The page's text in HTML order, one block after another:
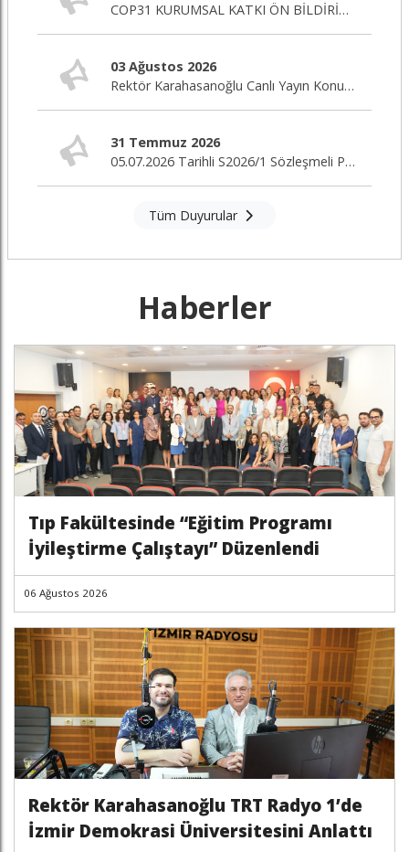
COP31 KURUMSAL KATKI ÖN BİLDİRİM ÇAĞRISI
03 Ağustos 2026
Rektör Karahasanoğlu Canlı Yayın Konuğu
31 Temmuz 2026
05.07.2026 Tarihli S2026/1 Sözleşmeli Personel Alım İlanı Nihai Değerlendirme Sonuçları
Tüm Duyurular
Haberler
Tıp Fakültesinde “Eğitim Programı
İyileştirme Çalıştayı” Düzenlendi
06 Ağustos 2026
Rektör Karahasanoğlu TRT Radyo 1’de
İzmir Demokrasi Üniversitesini Anlattı